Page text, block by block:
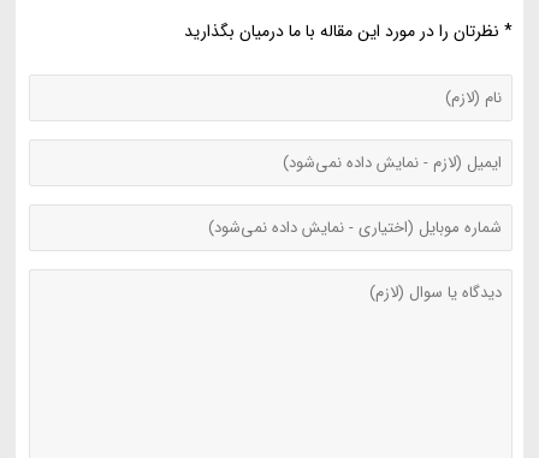
* نظرتان را در مورد این مقاله با ما درمیان بگذارید